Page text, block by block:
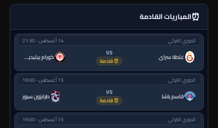
⏰المباريات القادمة
الدوري التركي 14 أغسطس - 21:30
غلطة سراي VS
⏰ قادمة كورام بيليديسبور
الدوري التركي 15 أغسطس - 19:00
قاسم باشا VS
⏰ قادمة طرابزون سبور
الدوري التركي 15 أغسطس - 19:00